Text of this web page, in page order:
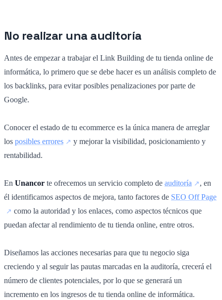
No realizar una auditoría
Antes de empezar a trabajar el Link Building de tu tienda online de
informática, lo primero que se debe hacer es un análisis completo de
los backlinks, para evitar posibles penalizaciones por parte de
Google.
Conocer el estado de tu ecommerce es la única manera de arreglar
los posibles errores
y mejorar la visibilidad, posicionamiento y
rentabilidad.
En Unancor te ofrecemos un servicio completo de auditoría
, en
él identificamos aspectos de mejora, tanto factores de SEO Off Page
como la autoridad y los enlaces, como aspectos técnicos que
puedan afectar al rendimiento de tu tienda online, entre otros.
Diseñamos las acciones necesarias para que tu negocio siga
creciendo y al seguir las pautas marcadas en la auditoría, crecerá el
número de clientes potenciales, por lo que se generará un
incremento en los ingresos de tu tienda online de informática.